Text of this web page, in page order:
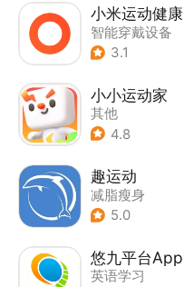
小米运动健康
智能穿戴设备
3.1
小小运动家
其他
4.8
趣运动
减脂瘦身
5.0
悠九平台App
英语学习